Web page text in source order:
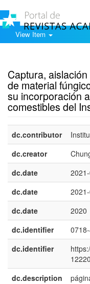
View Item
Captura,
de material
su incorporación
comestibles del
dc.contributor
dc.creator
dc.date
dc.date
dc.date
2020
dc.identifier
dc.identifier
dc.description